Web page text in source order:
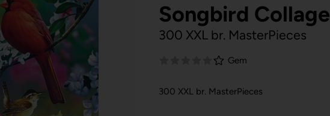
Songbird Collage
300 XXL br. MasterPieces
Gem
300 XXL br. MasterPieces